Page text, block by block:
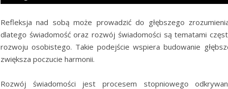
Refleksja nad sobą może prowadzić do głębszego
dlatego świadomość oraz rozwój świadomości są tematami
rozwoju osobistego. Takie podejście wspiera budowanie
zwiększa poczucie harmonii.
Rozwój świadomości jest procesem stopniowego